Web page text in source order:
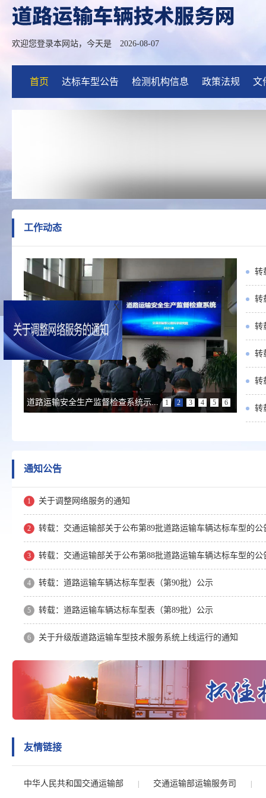
X
欢迎您登录本网站，今天是 2026-08-07
首页 达标车型公告 检测机构信息 政策法规 文
工作动态
1 2 3 4 5 6
道路运输安全生产监督检查系统示...
转
转
转
转
转
转
通知公告
1 关于调整网络服务的通知
2 转载：交通运输部关于公布第89批道路运输车辆达标车型的公
3 转载：交通运输部关于公布第88批道路运输车辆达标车型的公
4 转载：道路运输车辆达标车型表（第90批）公示
5 转载：道路运输车辆达标车型表（第89批）公示
6 关于升级版道路运输车型技术服务系统上线运行的通知
友情链接
中华人民共和国交通运输部 | 交通运输部运输服务司 |